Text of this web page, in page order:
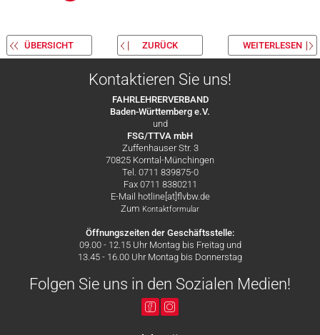
ÜBERSICHT ZURÜCK WEITERLESEN
Kontaktieren Sie uns!
FAHRLEHRERVERBAND
Baden-Württemberg e.V.
und
FSG/TTVA mbH
Zuffenhauser Str. 3
70825 Korntal-Münchingen
Tel. 0711 839875-0
Fax 0711 8380211
E-Mail hotline[at]flvbw.de
Zum Kontaktformular
Öffnungszeiten der Geschäftsstelle:
09.00 - 12.15 Uhr Montag bis Freitag und
13.45 - 16.00 Uhr Montag bis Donnerstag
Folgen Sie uns in den Sozialen Medien!